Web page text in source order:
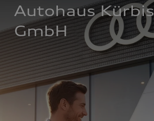
Autohaus Kürbis
GmbH